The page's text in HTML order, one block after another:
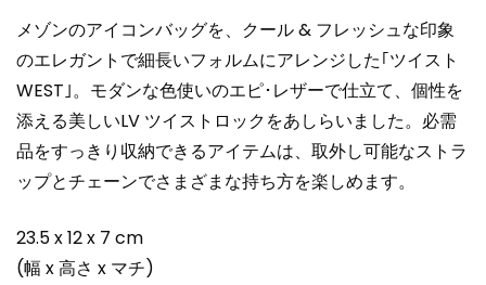
個
メゾンのアイコンバッグを、クール & フレッシュな印象
のエレガントで細長いフォルムにアレンジした｢ツイスト
WEST｣。モダンな色使いのエピ･レザーで仕立て、個性を
添える美しいLV ツイストロックをあしらいました。必需
品をすっきり収納できるアイテムは、取外し可能なストラ
ップとチェーンでさまざまな持ち方を楽しめます。
23.5 x 12 x 7 cm
(幅 x 高さ x マチ)